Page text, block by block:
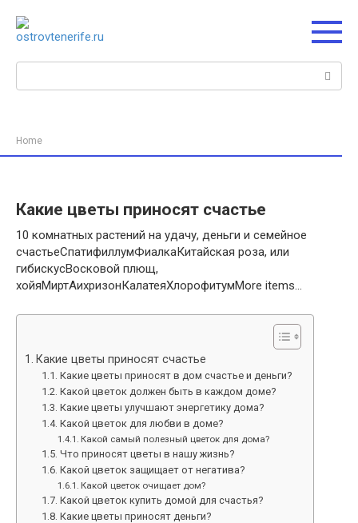
контенту
Поиск:
Home
Какие цветы приносят счастье
10 комнатных растений на удачу, деньги и семейное
счастьеСпатифиллумФиалкаКитайская роза, или
гибискусВосковой плющ,
хойяМиртАихризонКалатеяХлорофитумMore items…
Какие цветы приносят счастье
Какие цветы приносят в дом счастье и деньги?
Какой цветок должен быть в каждом доме?
Какие цветы улучшают энергетику дома?
Какой цветок для любви в доме?
Какой самый полезный цветок для дома?
Что приносят цветы в нашу жизнь?
Какой цветок защищает от негатива?
Какой цветок очищает дом?
Какой цветок купить домой для счастья?
Какие цветы приносят деньги?